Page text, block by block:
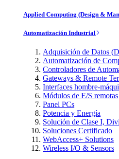
Applied Computing (Design &
Automatización Industrial
Adquisición de Datos
Automatización de
Controladores de
Gateways & Remote
Interfaces hombre-
Módulos de E/S remotas
Panel PCs
Potencia y Energía
Solución de Clase I,
Soluciones Certificado
WebAccess+ Solutions
Wireless I/O & Sensors